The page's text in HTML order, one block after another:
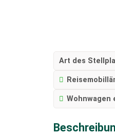
Art des
Wohnwagen